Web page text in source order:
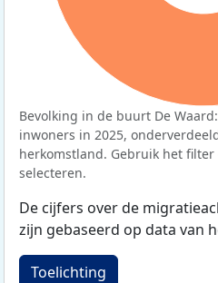
Bevolking in de buurt De
inwoners in 2025,
herkomstland. Gebruik het
selecteren.
De cijfers over de
zijn gebaseerd op data van
Toelichting